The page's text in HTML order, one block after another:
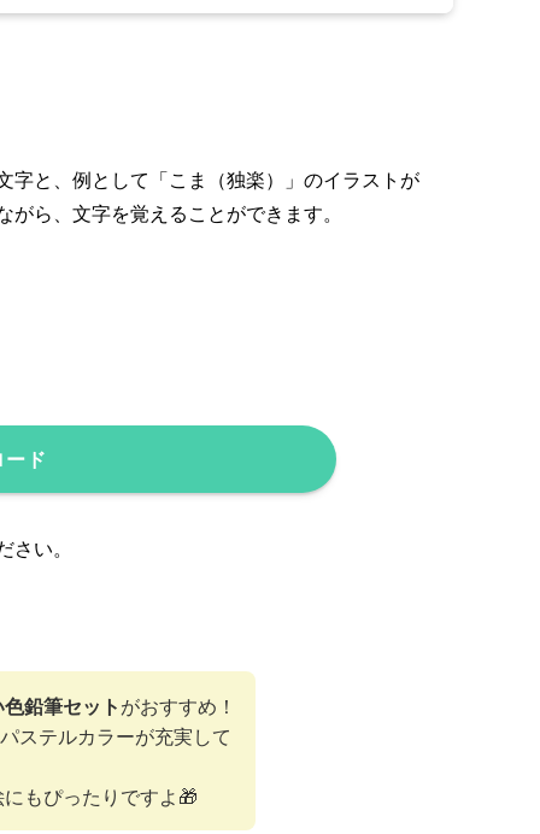
字と、例として「こま（独楽）」のイラストが
ら、文字を覚えることができます。
ド
い。
鉛筆セットがおすすめ！
ステルカラーが充実して
もぴったりですよ🎁